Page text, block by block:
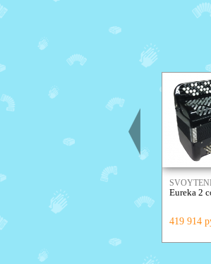
Eureka 2
419 914